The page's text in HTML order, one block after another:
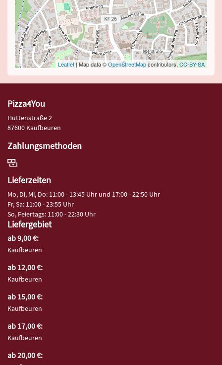
Leaflet| Map data ©OpenStreetMapcontributors, CC-BY-SA
Pizza4You
Hüttenstraße 2
87600 Kaufbeuren
Zahlungsmethoden
Lieferzeiten
Mo, Di, Mi, Do: 11:00 - 13:45 Uhr und 17:00 - 22:50 Uhr
Fr, Sa: 11:00 - 23:55 Uhr
So, Feiertags: 11:00 - 22:30 Uhr
Liefergebiet
ab 9,00 €:
Kaufbeuren
ab 12,00 €:
Kaufbeuren
ab 15,00 €:
Kaufbeuren
ab 17,00 €:
Kaufbeuren
ab 20,00 €: